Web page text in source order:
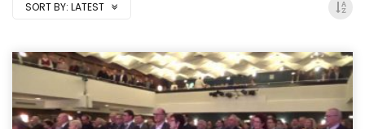
SORT BY: LATEST